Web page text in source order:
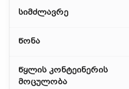
სიმძლავრე
წონა
წყლის კონტეინერის
მოცულობა